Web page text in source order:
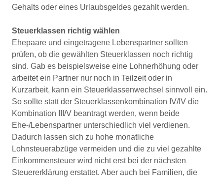
Gehalts oder eines Urlaubsgeldes gezahlt werden.
Steuerklassen richtig wählen
Ehepaare und eingetragene Lebenspartner sollten
prüfen, ob die gewählten Steuerklassen noch richtig
sind. Gab es beispielsweise eine Lohnerhöhung oder
arbeitet ein Partner nur noch in Teilzeit oder in
Kurzarbeit, kann ein Steuerklassenwechsel sinnvoll ein.
So sollte statt der Steuerklassenkombination IV/IV die
Kombination III/V beantragt werden, wenn beide
Ehe-/Lebenspartner unterschiedlich viel verdienen.
Dadurch lassen sich zu hohe monatliche
Lohnsteuerabzüge vermeiden und die zu viel gezahlte
Einkommensteuer wird nicht erst bei der nächsten
Steuererklärung erstattet. Aber auch bei Familien, die